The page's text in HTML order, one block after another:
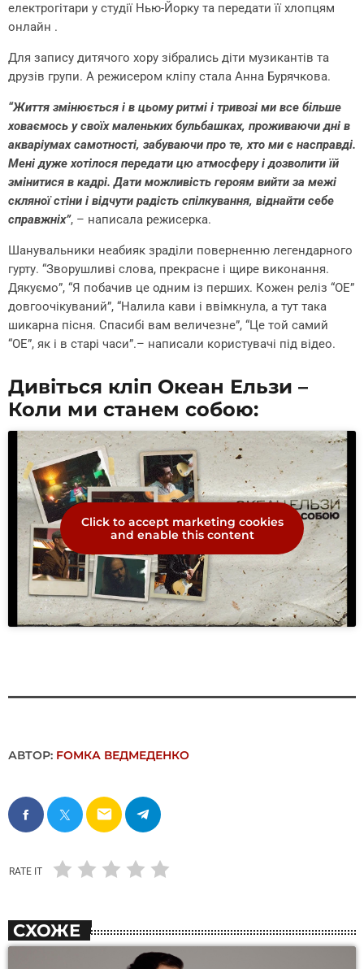
електрогітари у студії Нью-Йорку та передати її хлопцям
онлайн .
Для запису дитячого хору зібрались діти музикантів та
друзів групи. А режисером кліпу стала Анна Бурячкова.
“Життя змінюється і в цьому ритмі і тривозі ми все більше
ховаємось у своїх маленьких бульбашках, проживаючи дні в
акваріумах самотності, забуваючи про те, хто ми є насправді.
Мені дуже хотілося передати цю атмосферу і дозволити їй
змінитися в кадрі. Дати можливість героям вийти за межі
скляної стіни і відчути радість спілкування, віднайти себе
справжніх”, – написала режисерка.
Шанувальники неабияк зраділи поверненню легендарного
гурту. “Зворушливі слова, прекрасне і щире виконання.
Дякуємо”, “Я побачив це одним із перших. Кожен реліз “ОЕ”
довгоочікуваний”, “Налила кави і ввімкнула, а тут така
шикарна пісня. Спасибі вам величезне”, “Це той самий
“ОЕ”, як і в старі часи”.– написали користувачі під відео.
Дивіться кліп Океан Ельзи –
Коли ми станем собою:
Click to accept marketing cookies
and enable this content
АВТОР: FОMКА ВЕДМЕДЕНКО
email
RATE IT
СХОЖЕ